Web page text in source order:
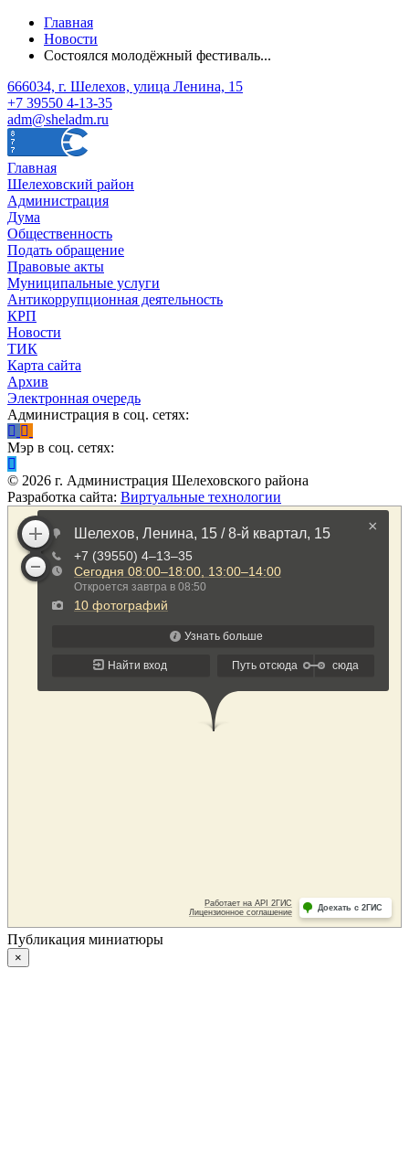
Главная
Новости
Состоялся молодёжный фестиваль...
666034, г. Шелехов, улица Ленина, 15
+7 39550 4-13-35
adm@sheladm.ru
Главная
Шелеховский район
Администрация
Дума
Общественность
Подать обращение
Правовые акты
Муниципальные услуги
Антикоррупционная деятельность
КРП
Новости
ТИК
Карта сайта
Архив
Электронная очередь
Администрация в соц. сетях:
Мэр в соц. сетях:
© 2026 г. Администрация Шелеховского района
Разработка сайта: Виртуальные технологии
Публикация миниатюры
×